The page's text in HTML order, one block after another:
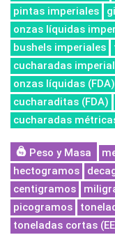
pintas imperiales
onzas líquidas
bushels imperiales
cucharadas
onzas líquidas (FDA)
cucharaditas (FDA)
cucharadas
Peso y Masa
hectogramos
centigramos
picogramos
toneladas cortas